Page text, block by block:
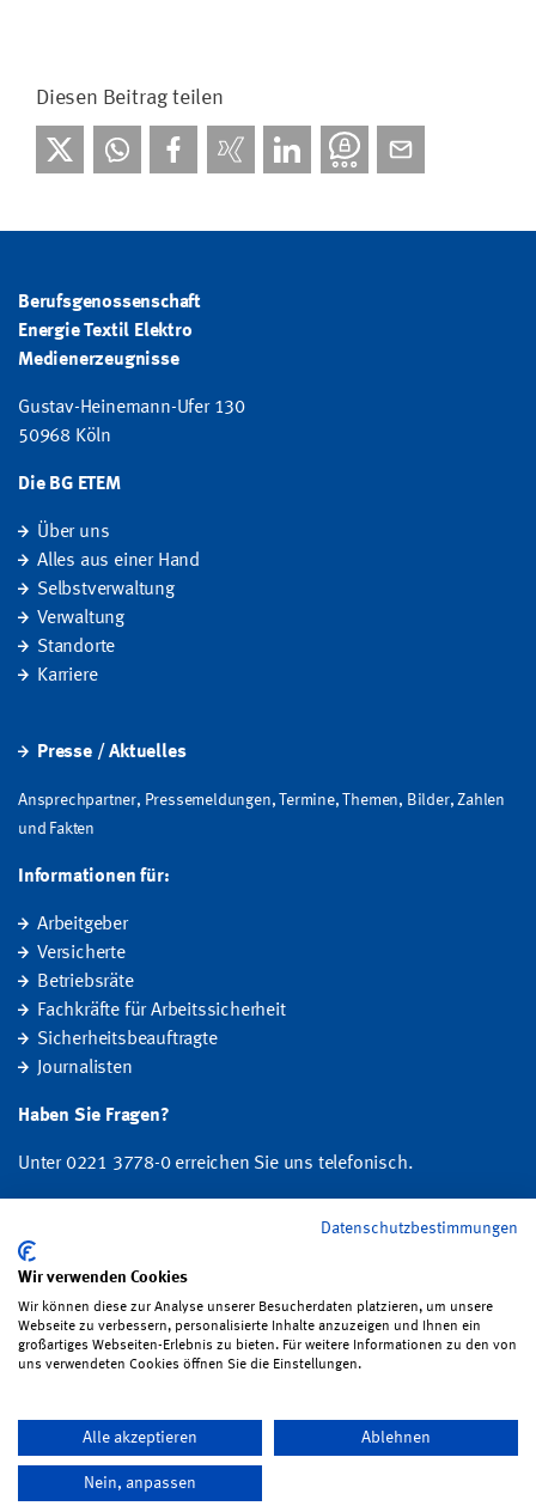
Diesen Beitrag teilen
Berufsgenossenschaft
Energie Textil Elektro
Medienerzeugnisse
Gustav-Heinemann-Ufer 130
50968 Köln
Die BG ETEM
Über uns
Alles aus einer Hand
Selbstverwaltung
Verwaltung
Standorte
Karriere
Presse / Aktuelles
Ansprechpartner, Pressemeldungen, Termine, Themen, Bilder, Zahlen
und Fakten
Informationen für:
Arbeitgeber
Versicherte
Betriebsräte
Fachkräfte für Arbeitssicherheit
Sicherheitsbeauftragte
Journalisten
Haben Sie Fragen?
Unter 0221 3778-0 erreichen Sie uns telefonisch.
Entschädigung, Prävention sowie Fragen zu Mitgliedschaft und Beitrag.
Folgen Sie uns:
Barrierefreiheit·Bildrechte
Datenschutzbestimmungen
Wir verwenden Cookies
Wir können diese zur Analyse unserer Besucherdaten platzieren, um unsere
Webseite zu verbessern, personalisierte Inhalte anzuzeigen und Ihnen ein
großartiges Webseiten-Erlebnis zu bieten. Für weitere Informationen zu den von
uns verwendeten Cookies öffnen Sie die Einstellungen.
Alle akzeptieren Ablehnen
Nein, anpassen